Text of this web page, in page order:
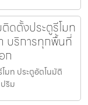
ดตั้งประตูรีโมท
บริการทุกพื้นที่
ก
มท ประตูอัตโนมัติ
ริม